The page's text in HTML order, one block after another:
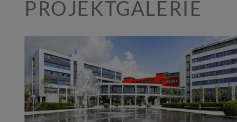
PROJEKTGALERIE